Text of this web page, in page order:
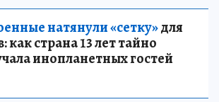
натянули «сетку»для
страна 13 лет тайно
инопланетных гостей